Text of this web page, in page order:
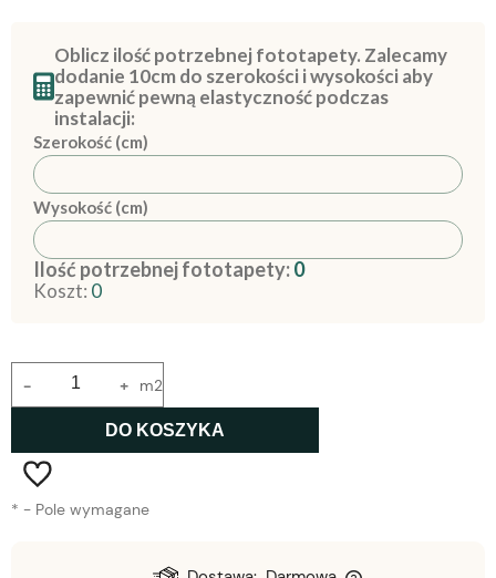
Oblicz ilość potrzebnej fototapety. Zalecamy
dodanie 10cm do szerokości i wysokości aby
zapewnić pewną elastyczność podczas
instalacji:
Szerokość (cm)
Wysokość (cm)
Ilość potrzebnej fototapety:0
Koszt: 0
+
- m2
DO KOSZYKA
* - Pole wymagane